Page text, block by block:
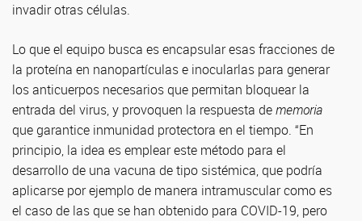
invadir otras células.
Lo que el equipo busca es encapsular esas fracciones de
la proteína en nanopartículas e inocularlas para generar
los anticuerpos necesarios que permitan bloquear la
entrada del virus, y provoquen la respuesta dememoria
que garantice inmunidad protectora en el tiempo. “En
principio, la idea es emplear este método para el
desarrollo de una vacuna de tipo sistémica, que podría
aplicarse por ejemplo de manera intramuscular como es
el caso de las que se han obtenido para COVID-19, pero